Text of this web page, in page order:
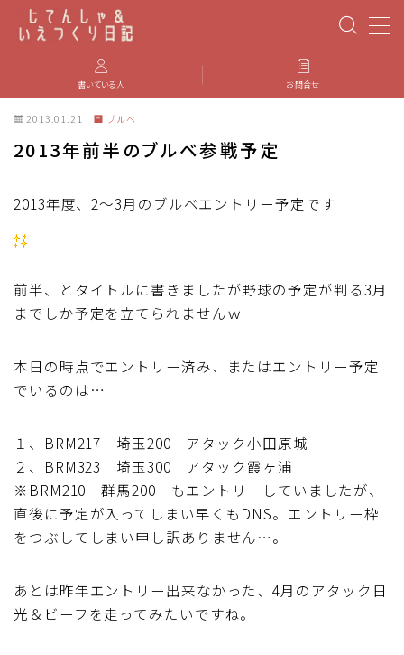
PBP(Paris-Brest-Paris)
ブルベ装備
Di2関連
ブルべレポート2025
ブルべレポート2024
書いている人 お問合せ
2013.01.21 ブルベ
2013年前半のブルベ参戦予定
2013年度、2～3月のブルベエントリー予定です
前半、とタイトルに書きましたが野球の予定が判る3月
までしか予定を立てられませんｗ
本日の時点でエントリー済み、またはエントリー予定
でいるのは…
１、BRM217 埼玉200 アタック小田原城
２、BRM323 埼玉300 アタック霞ヶ浦
※BRM210 群馬200 もエントリーしていましたが、
直後に予定が入ってしまい早くもDNS。エントリー枠
をつぶしてしまい申し訳ありません…。
あとは昨年エントリー出来なかった、4月のアタック日
光＆ビーフを走ってみたいですね。